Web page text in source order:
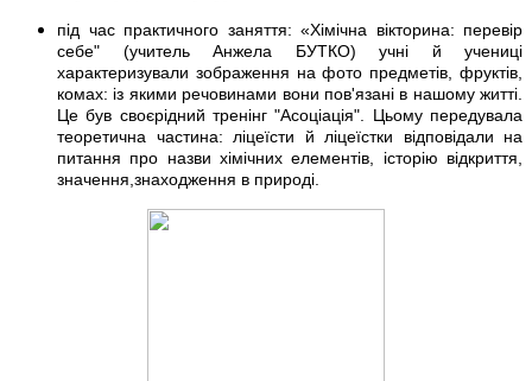
під час практичного заняття: «Хімічна вікторина: перевір
себе" (учитель Анжела БУТКО) учні й учениці
характеризували зображення на фото предметів, фруктів,
комах: із якими речовинами вони пов'язані в нашому житті.
Це був своєрідний тренінг "Асоціація". Цьому передувала
теоретична частина: ліцеїсти й ліцеїстки відповідали на
питання про назви хімічних елементів, історію відкриття,
значення,знаходження в природі.